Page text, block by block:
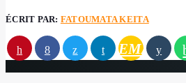
ÉCRIT PAR: FATOUMATA KEITA
EMAIL